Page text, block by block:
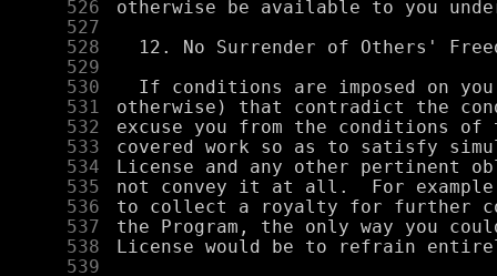
    526
    527
    528
    529
    530
    531
    532
    533
    534
    535
    536
    537
    538
    539